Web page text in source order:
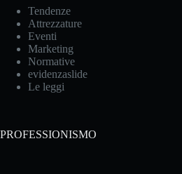
Tendenze
Attrezzature
Eventi
Marketing
Normative
evidenzaslide
Le leggi
PROFESSIONISMO